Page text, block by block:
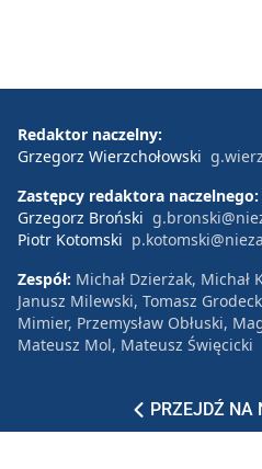
PRZEJDŹ NA
Piotr Kotomski
Zespół:Michał Dzierżak, Michał
Janusz Milewski, Tomasz
Mateusz Mol, Mateusz Święcicki
Współpracownicy:Tomasz
Kołodziejczyk, Hubert Kowalski,
Przemyłski, Natalia Wasilewska,
Tomasz Sakiewicz,
Piotr Nisztor, Adrian Stankowski,
Wołodźko, Krzysztof Karnkowski,